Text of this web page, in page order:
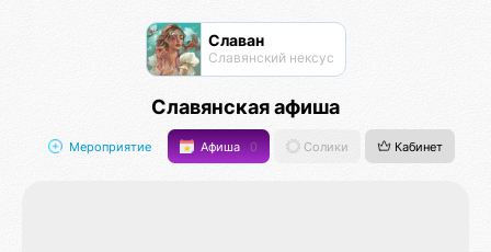
Славан
Славянский нексус
Славянская афиша
Мероприятие Афиша 0 Солики Кабинет